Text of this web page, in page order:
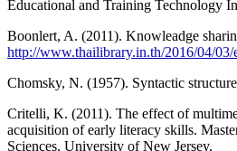
Educational and Training Technology
Boonlert, A. (2011). Knowleadge
http://www.thailibrary.in.th/2016/04/03/
Chomsky, N. (1957). Syntactic
Critelli, K. (2011). The effect of
acquisition of early literacy skills.
Sciences, University of New Jersey.